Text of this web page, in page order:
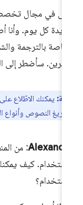
في مجال تخصصي،
كل يوم. وأنا
بالترجمة
سأضطر إلى
يمكنك الاطّلاع على
النصوص وأنواع
: من
كيف يمكنك